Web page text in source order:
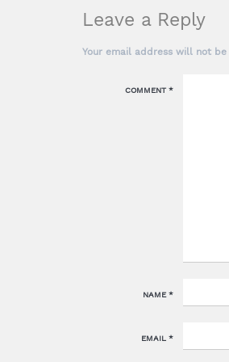
Leave a Reply
Your email address will not
COMMENT *
NAME *
EMAIL *